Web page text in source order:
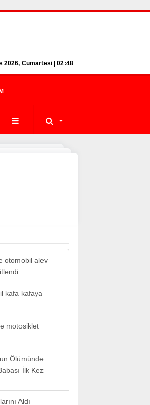
2026, Cumartesi | 02:49
otomobil alev
kafa kafaya
motosiklet
Ölümünde
İlk Kez
Aldı